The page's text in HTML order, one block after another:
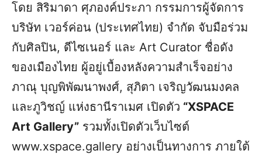
โดย สิริมาดา ศุภองค์ประภา กรรมการผู้จัดการ
บริษัท เวอร์ค่อน (ประเทศไทย) จำกัด จับมือร่วม
กับศิลปิน, ดีไซเนอร์ และ Art Curator ชื่อดัง
ของเมืองไทย ผู้อยู่เบื้องหลังความสำเร็จอย่าง
ภาณุ บุญพิพัฒนาพงศ์, สุภิตา เจริญวัฒนมงคล
และภูวิชญ์ แห่งธานีราเมศ เปิดตัว “XSPACE
Art Gallery” รวมทั้งเปิดตัวเว็บไซต์
www.xspace.gallery อย่างเป็นทางการ ภายใต้